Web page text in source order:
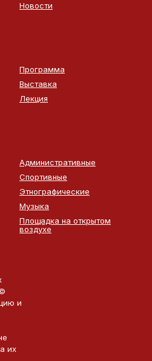
Новости
Программа
Выставка
Лекция
Административные
Спортивные
Этнографические
Музыка
Площадка на открытом
воздухе
и
их